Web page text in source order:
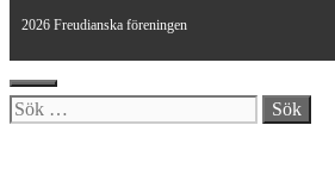
2026 Freudianska föreningen
Stäng
Sök